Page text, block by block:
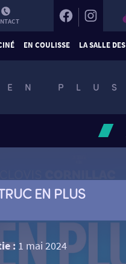
EN COULISSE LA SALLE
PLUS
EN PLUS
: 1 mai 2024